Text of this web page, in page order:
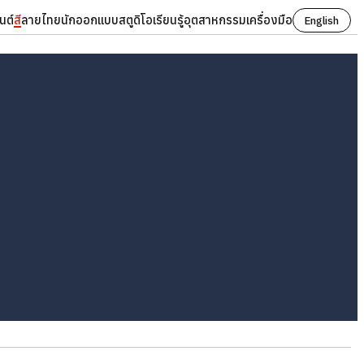
ต์สีลายไทยนักออกแบบสตูดิโอเรียนรู้อุตสาหกรรมเครื่องมือ English